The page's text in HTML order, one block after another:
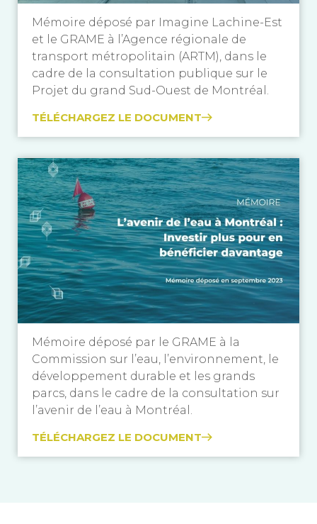
Mémoire déposé par Imagine Lachine-Est
et le GRAME à l’Agence régionale de
transport métropolitain (ARTM), dans le
cadre de la consultation publique sur le
Projet du grand Sud-Ouest de Montréal.
TÉLÉCHARGEZ LE DOCUMENT
Mémoire déposé par le GRAME à la
Commission sur l’eau, l’environnement, le
développement durable et les grands
parcs, dans le cadre de la consultation sur
l’avenir de l’eau à Montréal.
TÉLÉCHARGEZ LE DOCUMENT